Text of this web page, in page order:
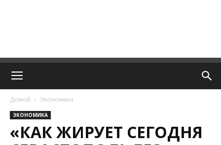
Домой Экономика
ЭКОНОМИКА
«КАК ЖИРУЕТ СЕГОДНЯ